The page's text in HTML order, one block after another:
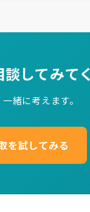
してみて
緒に考えます。
を試してみる